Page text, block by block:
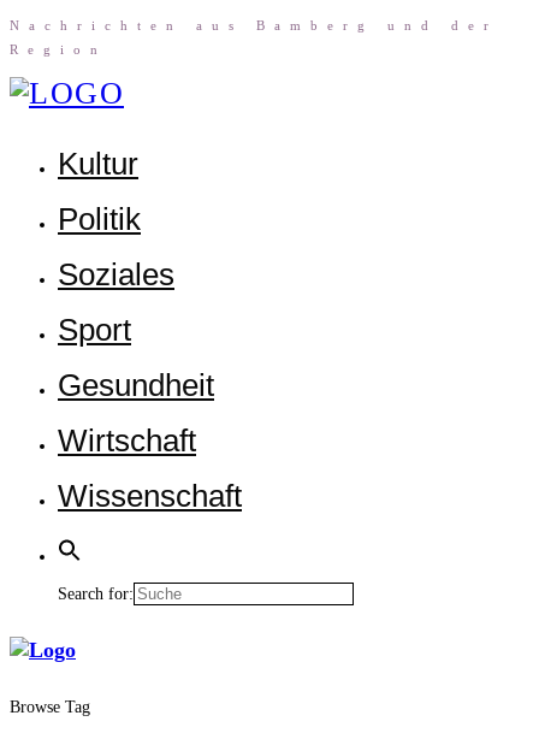
Nach­rich­ten aus Bam­berg und der
Region
Kul­tur
Poli­tik
Sozia­les
Sport
Gesund­heit
Wirt­schaft
Wis­sen­schaft
Search for:
Browse Tag